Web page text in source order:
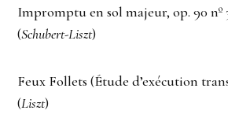
Impromptu en sol majeur, op. 90 nº
(Schubert-Liszt)
Feux Follets (Étude d’exécution
(Liszt)